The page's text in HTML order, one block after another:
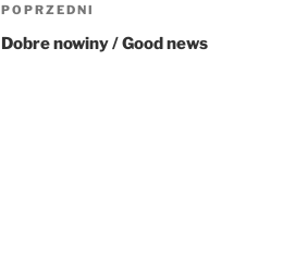
wpisu
Poprzedni
wpis
POPRZEDNI
Dobre nowiny / Good news